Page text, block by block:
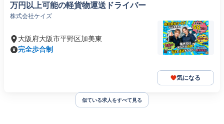
万円以上可能の軽貨物運送ドライバー
株式会社ケイズ
大阪府大阪市平野区加美東
完全歩合制
気になる
似ている求人をすべて見る